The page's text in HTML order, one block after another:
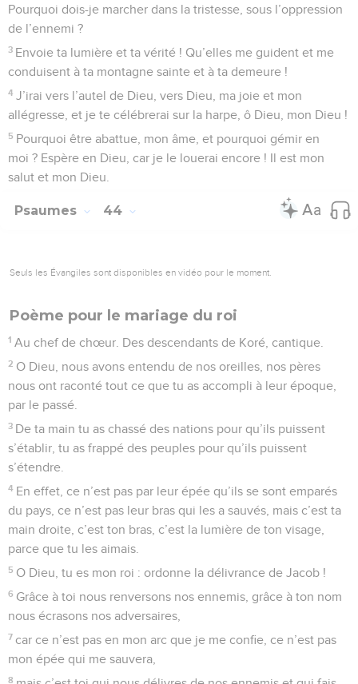
Pourquoi dois-je marcher dans la tristesse, sous l’oppression
de l’ennemi ?
3 Envoie ta lumière et ta vérité ! Qu’elles me guident et me
conduisent à ta montagne sainte et à ta demeure !
4 J’irai vers l’autel de Dieu, vers Dieu, ma joie et mon
allégresse, et je te célébrerai sur la harpe, ô Dieu, mon Dieu !
5 Pourquoi être abattue, mon âme, et pourquoi gémir en
moi ? Espère en Dieu, car je le louerai encore ! Il est mon
salut et mon Dieu.
Psaumes 44
Seuls les Évangiles sont disponibles en vidéo pour le moment.
Poème pour le mariage du roi
1 Au chef de chœur. Des descendants de Koré, cantique.
2 O Dieu, nous avons entendu de nos oreilles, nos pères
nous ont raconté tout ce que tu as accompli à leur époque,
par le passé.
3 De ta main tu as chassé des nations pour qu’ils puissent
s’établir, tu as frappé des peuples pour qu’ils puissent
s’étendre.
4 En effet, ce n’est pas par leur épée qu’ils se sont emparés
du pays, ce n’est pas leur bras qui les a sauvés, mais c’est ta
main droite, c’est ton bras, c’est la lumière de ton visage,
parce que tu les aimais.
5 O Dieu, tu es mon roi : ordonne la délivrance de Jacob !
6 Grâce à toi nous renversons nos ennemis, grâce à ton nom
nous écrasons nos adversaires,
7 car ce n’est pas en mon arc que je me confie, ce n’est pas
mon épée qui me sauvera,
8